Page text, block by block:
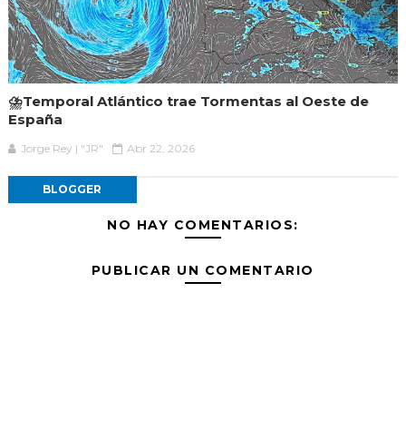
⛈️Temporal Atlántico trae Tormentas al Oeste de
España
Jorge Rey | "JR" Abr 22, 2026
BLOGGER
NO HAY COMENTARIOS:
PUBLICAR UN COMENTARIO